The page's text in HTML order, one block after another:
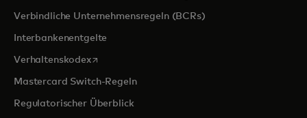
Verbindliche Unternehmensregeln (BCRs)
Interbankenentgelte
Verhaltenskodexwird in einer neuen Registerkarte geöffnet
Mastercard Switch-Regeln
Regulatorischer Überblick